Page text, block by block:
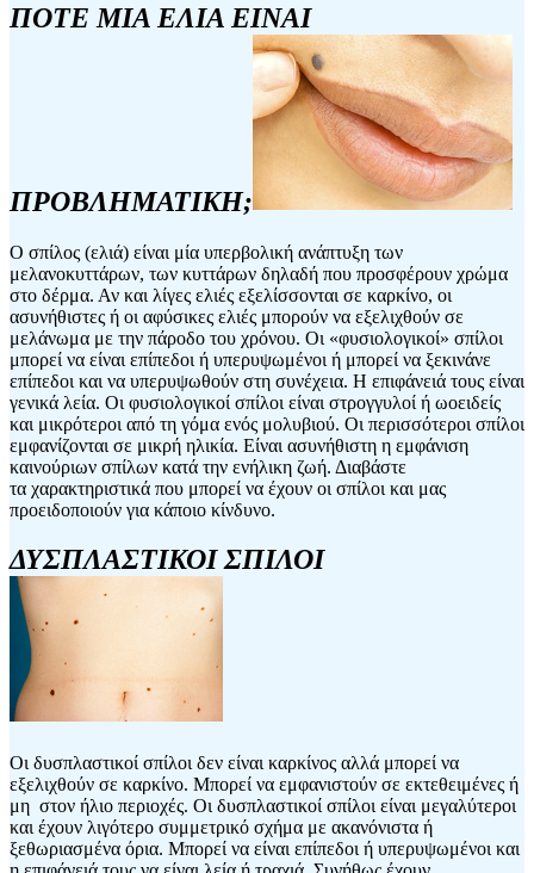
ΠΟΤΕ ΜΙΑ ΕΛΙΑ ΕΙΝΑΙ
ΠΡΟΒΛΗΜΑΤΙΚΗ;
Ο σπίλος (ελιά) είναι μία υπερβολική ανάπτυξη των
μελανοκυττάρων, των κυττάρων δηλαδή που προσφέρουν χρώμα
στο δέρμα. Αν και λίγες ελιές εξελίσσονται σε καρκίνο, οι
ασυνήθιστες ή οι αφύσικες ελιές μπορούν να εξελιχθούν σε
μελάνωμα με την πάροδο του χρόνου. Οι «φυσιολογικοί» σπίλοι
μπορεί να είναι επίπεδοι ή υπερυψωμένοι ή μπορεί να ξεκινάνε
επίπεδοι και να υπερυψωθούν στη συνέχεια. Η επιφάνειά τους είναι
γενικά λεία. Οι φυσιολογικοί σπίλοι είναι στρογγυλοί ή ωοειδείς
και μικρότεροι από τη γόμα ενός μολυβιού. Οι περισσότεροι σπίλοι
εμφανίζονται σε μικρή ηλικία. Είναι ασυνήθιστη η εμφάνιση
καινούριων σπίλων κατά την ενήλικη ζωή. Διαβάστε
τα χαρακτηριστικά που μπορεί να έχουν οι σπίλοι και μας
προειδοποιούν για κάποιο κίνδυνο.
ΔΥΣΠΛΑΣΤΙΚΟΙ ΣΠΙΛΟΙ
Οι δυσπλαστικοί σπίλοι δεν είναι καρκίνος αλλά μπορεί να
εξελιχθούν σε καρκίνο. Μπορεί να εμφανιστούν σε εκτεθειμένες ή
μη στον ήλιο περιοχές. Οι δυσπλαστικοί σπίλοι είναι μεγαλύτεροι
και έχουν λιγότερο συμμετρικό σχήμα με ακανόνιστα ή
ξεθωριασμένα όρια. Μπορεί να είναι επίπεδοι ή υπερυψωμένοι και